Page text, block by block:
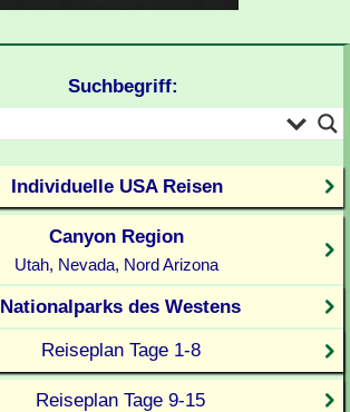
Suchbegriff:
Individuelle USA Reisen
Canyon Region
Utah, Nevada, Nord Arizona
Nationalparks des Westens
Reiseplan Tage 1-8
Reiseplan Tage 9-15